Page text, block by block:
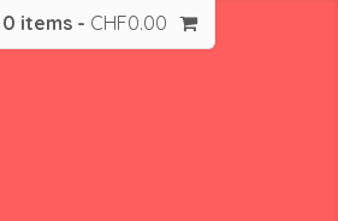
0 items - CHF0.00